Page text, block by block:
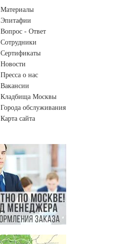
Материалы
Эпитафии
Вопрос - Ответ
Сотрудники
Сертификаты
Новости
Пресса о нас
Вакансии
Кладбища Москвы
Города обслуживания
Карта сайта